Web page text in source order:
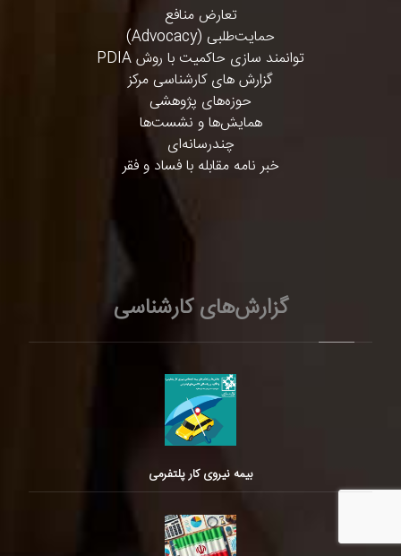
تعارض منافع
حمایت‌طلبی (Advocacy)
توانمند سازی حاکمیت با روش PDIA
گزارش های کارشناسی مرکز
حوزه‌های پژوهشی
همایش‌ها و نشست‌ها
چندرسانه‌ای
خبر نامه مقابله با فساد و فقر
گزارش‌های کارشناسی
بیمه نیروی کار پلتفرمی